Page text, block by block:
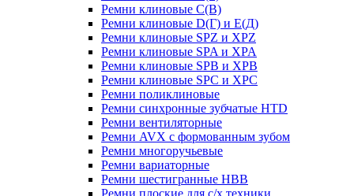
Ремни клиновые С(В)
Ремни клиновые D(Г) и Е(Д)
Ремни клиновые SPZ и XPZ
Ремни клиновые SPA и XPA
Ремни клиновые SPB и XPB
Ремни клиновые SPC и XPC
Ремни поликлиновые
Ремни синхронные зубчатые HTD
Ремни вентиляторные
Ремни AVX с формованным зубом
Ремни многоручьевые
Ремни вариаторные
Ремни шестигранные HBB
Ремни плоские для с/х техники